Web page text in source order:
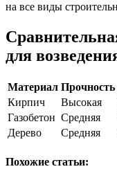
на все виды
для
Материал Прочность
Кирпич
Высокая
Газобетон Средняя
Дерево
Средняя
Похожие статьи: